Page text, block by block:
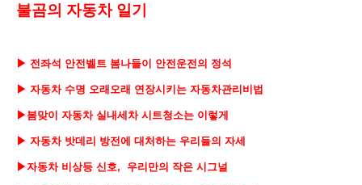
불곰의 자동차 일기
▶ 전좌석 안전벨트 봄나들이 안전운전의 정석
▶ 자동차 수명 오래오래 연장시키는 자동차관리비법
▶봄맞이 자동차 실내세차 시트청소는 이렇게
▶ 자동차 밧데리 방전에 대처하는 우리들의 자세
▶자동차 비상등 신호, 우리만의 작은 시그널